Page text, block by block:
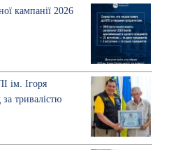
кампанії 2026
ім. Ігоря
за тривалістю